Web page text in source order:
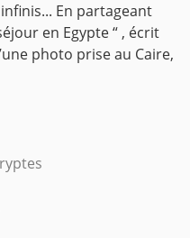
En partageant
en Egypte “ , écrit
photo prise au Caire,